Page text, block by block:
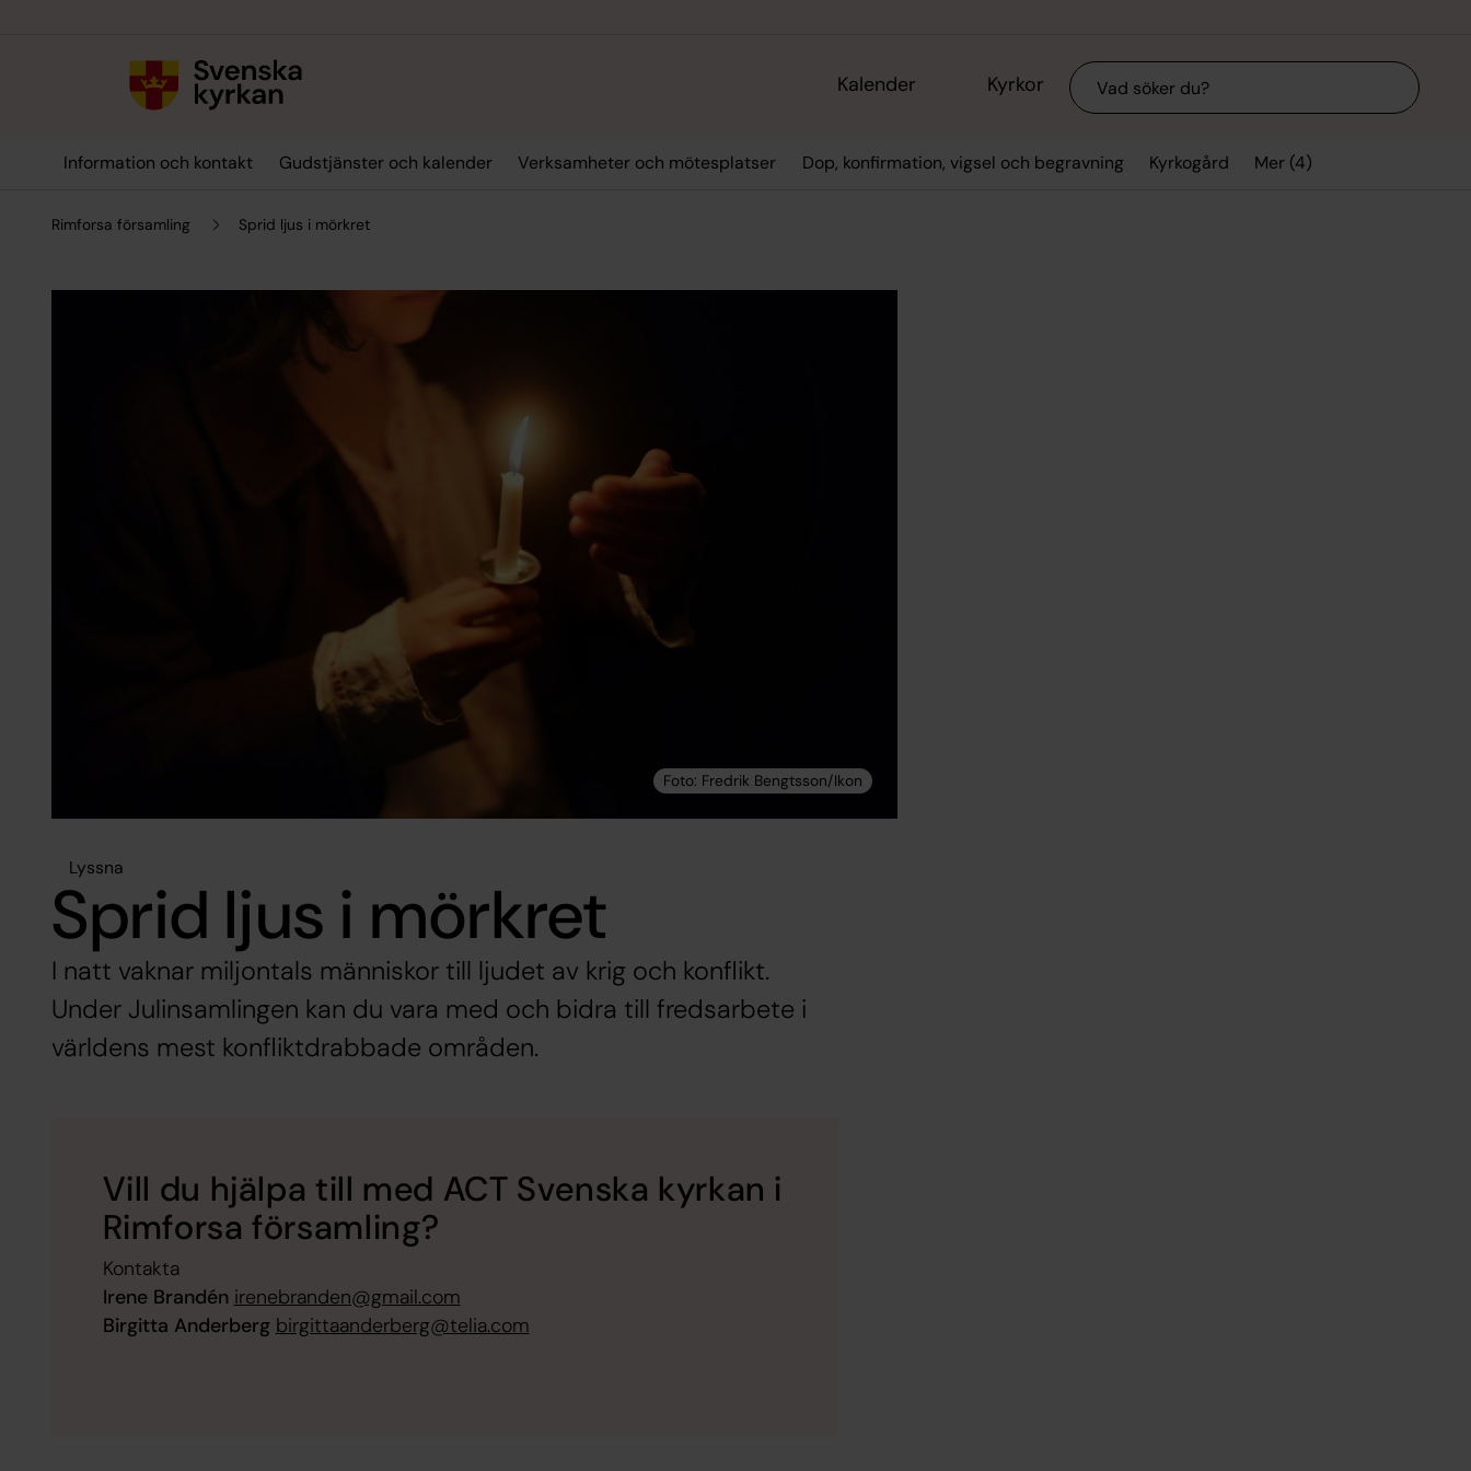
Kalender Kyrkor Sök
Information och kontakt Gudstjänster och kalender Verksamheter och mötesplatser Dop, konfirmation, vigsel och begravning Kyrkogård Mer (4)
Rimforsa församling Sprid ljus i mörkret
Lyssna
Sprid ljus i mörkret
I natt vaknar miljontals människor till ljudet av krig och konflikt.
Under Julinsamlingen kan du vara med och bidra till fredsarbete i
världens mest konfliktdrabbade områden.
Vill du hjälpa till med ACT Svenska kyrkan i
Rimforsa församling?
Kontakta
Irene Brandén irenebranden@gmail.com
Birgitta Anderberg birgittaanderberg@telia.com